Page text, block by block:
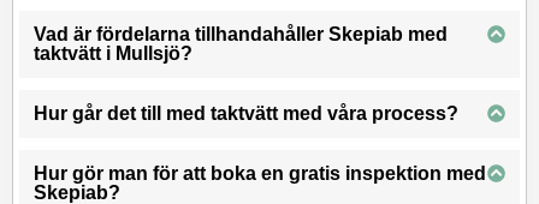
Vad är fördelarna tillhandahåller Skepiab med
taktvätt i Mullsjö?
Hur går det till med taktvätt med våra process?
Hur gör man för att boka en gratis inspektion med
Skepiab?